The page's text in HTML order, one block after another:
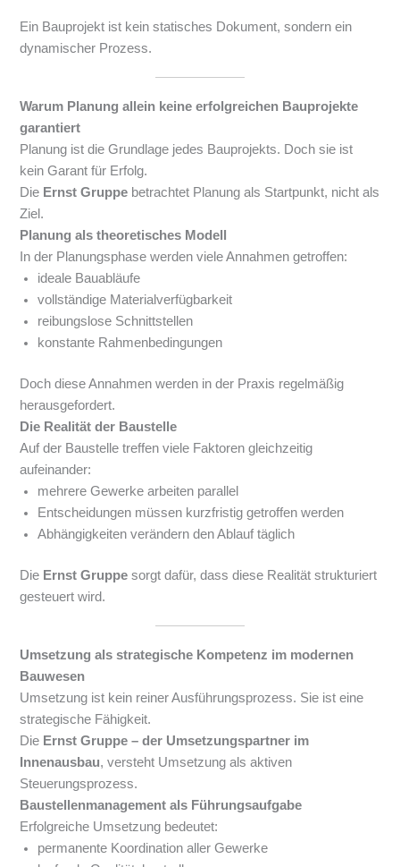
Ein Bauprojekt ist kein statisches Dokument, sondern ein
dynamischer Prozess.
Warum Planung allein keine erfolgreichen Bauprojekte
garantiert
Planung ist die Grundlage jedes Bauprojekts. Doch sie ist
kein Garant für Erfolg.
Die Ernst Gruppe betrachtet Planung als Startpunkt, nicht als
Ziel.
Planung als theoretisches Modell
In der Planungsphase werden viele Annahmen getroffen:
ideale Bauabläufe
vollständige Materialverfügbarkeit
reibungslose Schnittstellen
konstante Rahmenbedingungen
Doch diese Annahmen werden in der Praxis regelmäßig
herausgefordert.
Die Realität der Baustelle
Auf der Baustelle treffen viele Faktoren gleichzeitig
aufeinander:
mehrere Gewerke arbeiten parallel
Entscheidungen müssen kurzfristig getroffen werden
Abhängigkeiten verändern den Ablauf täglich
Die Ernst Gruppe sorgt dafür, dass diese Realität strukturiert
gesteuert wird.
Umsetzung als strategische Kompetenz im modernen
Bauwesen
Umsetzung ist kein reiner Ausführungsprozess. Sie ist eine
strategische Fähigkeit.
Die Ernst Gruppe – der Umsetzungspartner im
Innenausbau, versteht Umsetzung als aktiven
Steuerungsprozess.
Baustellenmanagement als Führungsaufgabe
Erfolgreiche Umsetzung bedeutet:
permanente Koordination aller Gewerke